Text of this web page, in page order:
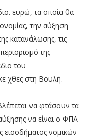
ευρώ, τα οποία θα
την αύξηση
κατανάλωσης, τις
της
του
χθες στη Βουλή.
να φτάσουν τα
να είναι ο ΦΠΑ
νομικών